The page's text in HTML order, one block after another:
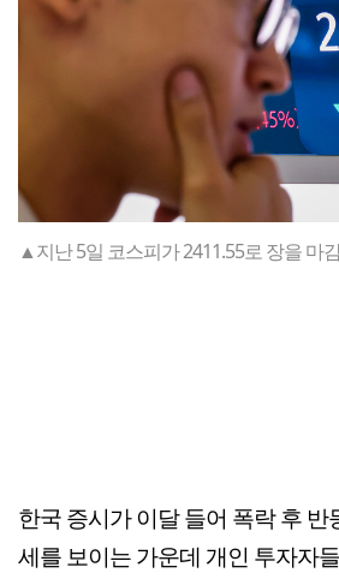
▲지난 5일 코스피가 2411.55로 장을 마
한국 증시가 이달 들어 폭락 후
세를 보이는 가운데 개인 투자자